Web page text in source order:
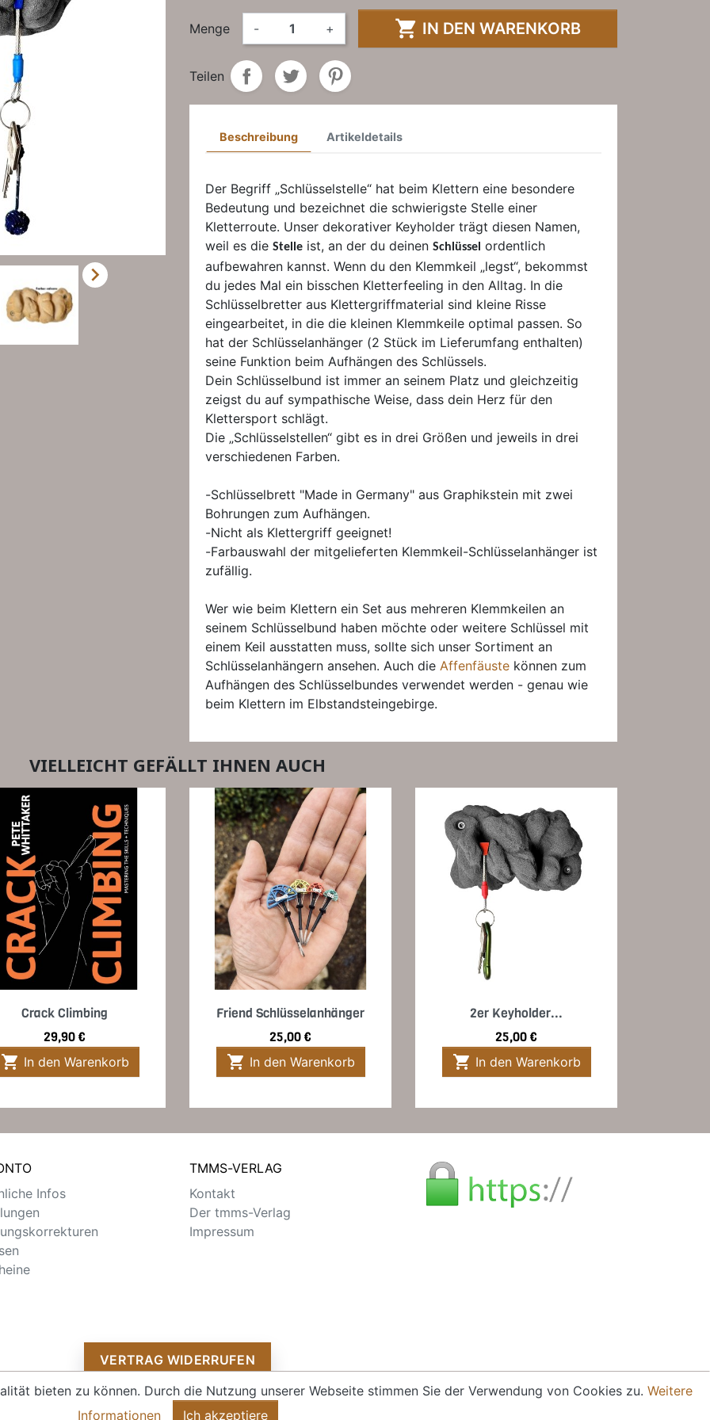

Menge - +  IN DEN WARENKORB
Teilen
Beschreibung Artikeldetails
Der Begriff „Schlüsselstelle“ hat beim Klettern eine besondere
Bedeutung und bezeichnet die schwierigste Stelle einer
Kletterroute. Unser dekorativer Keyholder trägt diesen Namen,
weil es die Stelle ist, an der du deinen Schlüssel ordentlich
aufbewahren kannst. Wenn du den Klemmkeil „legst“, bekommst
du jedes Mal ein bisschen Kletterfeeling in den Alltag. In die
Schlüsselbretter aus Klettergriffmaterial sind kleine Risse
eingearbeitet, in die die kleinen Klemmkeile optimal passen. So
hat der Schlüsselanhänger (2 Stück im Lieferumfang enthalten)
seine Funktion beim Aufhängen des Schlüssels.
Dein Schlüsselbund ist immer an seinem Platz und gleichzeitig
zeigst du auf sympathische Weise, dass dein Herz für den
Klettersport schlägt.
Die „Schlüsselstellen“ gibt es in drei Größen und jeweils in drei
verschiedenen Farben.
-Schlüsselbrett "Made in Germany" aus Graphikstein mit zwei
Bohrungen zum Aufhängen.
-Nicht als Klettergriff geeignet!
-Farbauswahl der mitgelieferten Klemmkeil-Schlüsselanhänger ist
zufällig.
Wer wie beim Klettern ein Set aus mehreren Klemmkeilen an
seinem Schlüsselbund haben möchte oder weitere Schlüssel mit
einem Keil ausstatten muss, sollte sich unser Sortiment an
Schlüsselanhängern ansehen. Auch die Affenfäuste können zum
Aufhängen des Schlüsselbundes verwendet werden - genau wie
beim Klettern im Elbstandsteingebirge.
VIELLEICHT GEFÄLLT IHNEN AUCH
Vorschau
Crack Climbing
Preis
29,90 €
 In den Warenkorb
Vorschau
Friend Schlüsselanhänger
Preis
25,00 €
 In den Warenkorb
 Vorschau
2er Keyholder...
Preis
25,00 €
 In den Warenkorb
Infos
TMMS-VERLAG
Kontakt
Der tmms-Verlag
Impressum
VERTRAG WIDERRUFEN
bieten zu können. Durch die Nutzung unserer Webseite stimmen Sie der Verwendung von Cookies zu. Weitere
Informationen
Ich akzeptiere